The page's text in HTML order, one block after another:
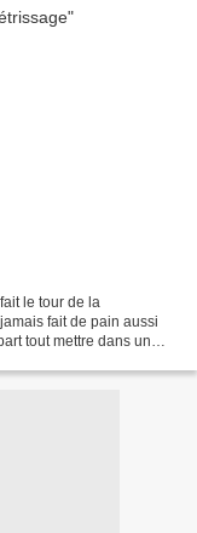
le tour de la
fait de pain aussi
tout mettre dans un